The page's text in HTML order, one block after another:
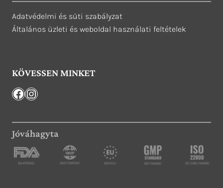
Adatvédelmi és süti szabályzat
Általános üzleti és weboldal használati feltételek
KÖVESSEN MINKET
Facebook
Instagram
Jóváhagyta